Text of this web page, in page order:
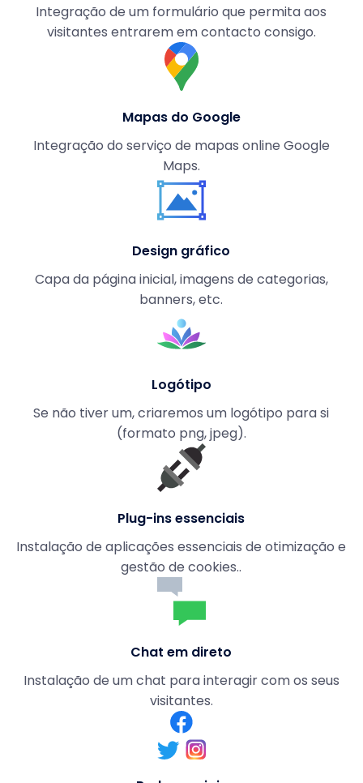
Integração de um formulário que permita aos
visitantes entrarem em contacto consigo.
Mapas do Google
Integração do serviço de mapas online Google
Maps.
Design gráfico
Capa da página inicial, imagens de categorias,
banners, etc.
Logótipo
Se não tiver um, criaremos um logótipo para si
(formato png, jpeg).
Plug-ins essenciais
Instalação de aplicações essenciais de otimização e
gestão de cookies..
Chat em direto
Instalação de um chat para interagir com os seus
visitantes.